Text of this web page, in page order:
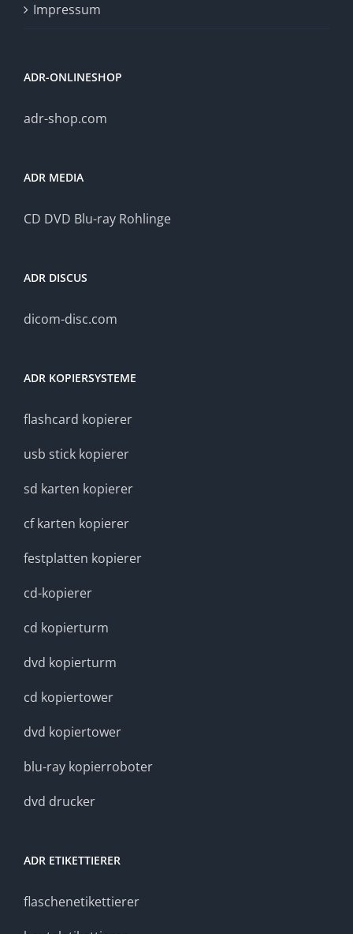
Impressum
ADR-ONLINESHOP
adr-shop.com
ADR MEDIA
CD DVD Blu-ray Rohlinge
ADR DISCUS
dicom-disc.com
ADR KOPIERSYSTEME
flashcard kopierer
usb stick kopierer
sd karten kopierer
cf karten kopierer
festplatten kopierer
cd-kopierer
cd kopierturm
dvd kopierturm
cd kopiertower
dvd kopiertower
blu-ray kopierroboter
dvd drucker
ADR ETIKETTIERER
flaschenetikettierer